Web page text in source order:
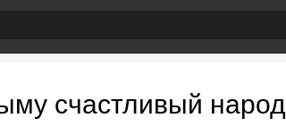
счастливый народ